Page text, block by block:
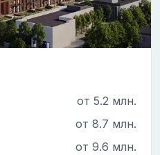
от 5.2 млн.
от 8.7 млн.
от 9.6 млн.